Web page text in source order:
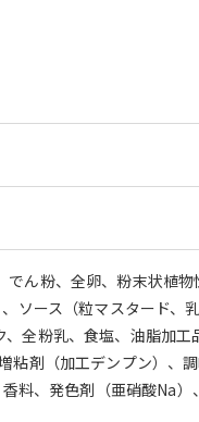
ん粉、全卵、粉末状植
ソース（粒マスタード、
全粉乳、食塩、油脂加
剤（加工デンプン）、
料、発色剤（亜硝酸Na